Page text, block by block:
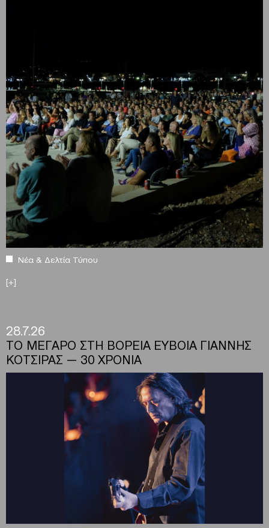
Νέα & Δελτία Τύπου
[+]
28.7.26
ΤΟ ΜΕΓΑΡΟ ΣΤΗ ΒΟΡΕΙΑ ΕΥΒΟΙΑ ΓΙΑΝΝΗΣ
ΚΟΤΣΙΡΑΣ — 30 ΧΡΟΝΙΑ